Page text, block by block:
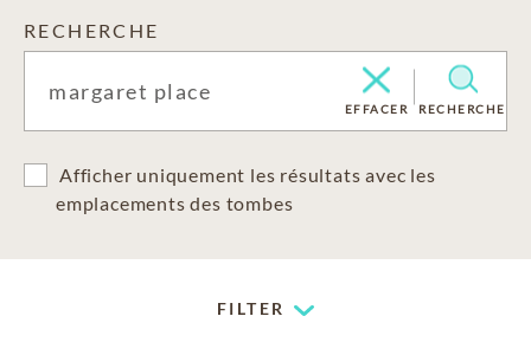
RECHERCHE
EFFACER RECHERCHE
Afficher uniquement les résultats avec les
emplacements des tombes
FILTER